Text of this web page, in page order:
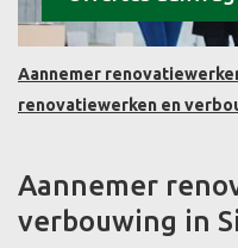
Aannemer
renovatiewerken en
Aannemer
verbouwing in